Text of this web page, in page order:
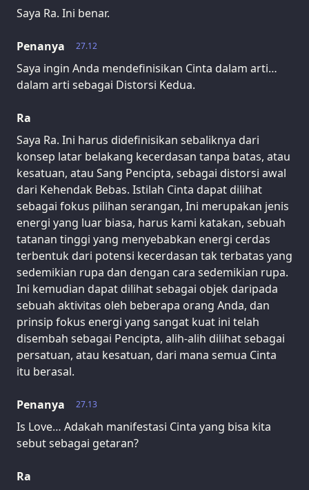
Saya Ra. Ini benar.
27.12
Penanya
Saya ingin Anda mendefinisikan Cinta dalam arti…
dalam arti sebagai Distorsi Kedua.
Ra
Saya Ra. Ini harus didefinisikan sebaliknya dari
konsep latar belakang kecerdasan tanpa batas, atau
kesatuan, atau Sang Pencipta, sebagai distorsi awal
dari Kehendak Bebas. Istilah Cinta dapat dilihat
sebagai fokus pilihan serangan, Ini merupakan jenis
energi yang luar biasa, harus kami katakan, sebuah
tatanan tinggi yang menyebabkan energi cerdas
terbentuk dari potensi kecerdasan tak terbatas yang
sedemikian rupa dan dengan cara sedemikian rupa.
Ini kemudian dapat dilihat sebagai objek daripada
sebuah aktivitas oleh beberapa orang Anda, dan
prinsip fokus energi yang sangat kuat ini telah
disembah sebagai Pencipta, alih-alih dilihat sebagai
persatuan, atau kesatuan, dari mana semua Cinta
itu berasal.
27.13
Penanya
Is Love… Adakah manifestasi Cinta yang bisa kita
sebut sebagai getaran?
Ra